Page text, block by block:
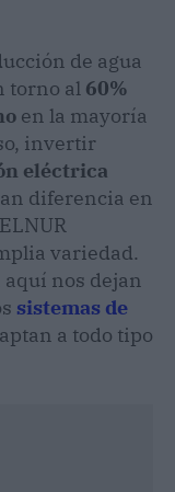
de agua
torno al 60%
en la mayoría
invertir
eléctrica
diferencia en
variedad.
aquí nos dejan
sistemas de
a todo tipo